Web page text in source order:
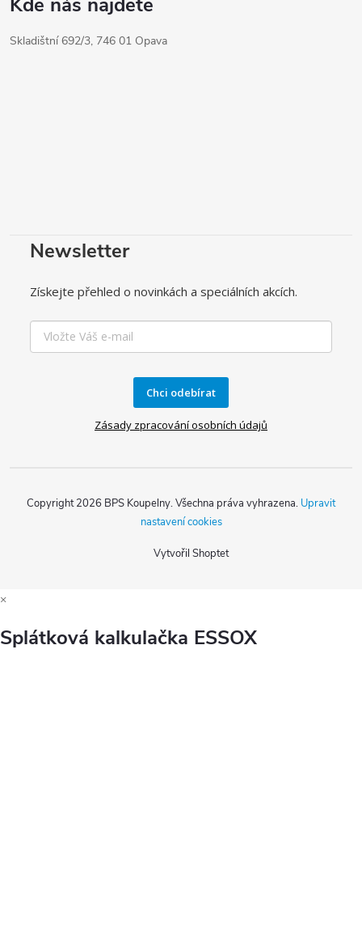
Skladištní 692/3, 746 01 Opava
Newsletter
Získejte přehled o novinkách a speciálních akcích.
Chci odebírat
Zásady zpracování osobních údajů
Vytvořil Shoptet
Copyright 2026 BPS Koupelny. Všechna práva vyhrazena. Upravit
nastavení cookies
×
Splátková kalkulačka ESSOX